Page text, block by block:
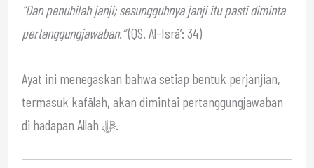
“Dan penuhilah janji; sesungguhnya janji itu pasti diminta
pertanggungjawaban.”(QS. Al-Isrā’: 34)
Ayat ini menegaskan bahwa setiap bentuk perjanjian,
termasuk kafālah, akan dimintai pertanggungjawaban
di hadapan Allah ﷻ.